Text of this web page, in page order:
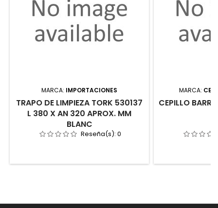
MARCA: IMPORTACIONES
TRAPO DE LIMPIEZA TORK 530137
L 380 X AN 320 APROX. MM
BLANC
Reseña(s): 0
MARCA:
CEPILLO